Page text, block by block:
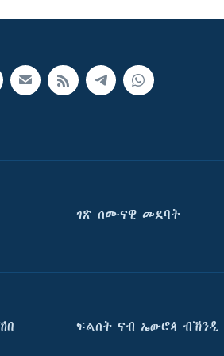
ገጽ ሰሙናዊ መደባት
ፍልሰት ናብ ኤውሮጳ ብኽንዲ